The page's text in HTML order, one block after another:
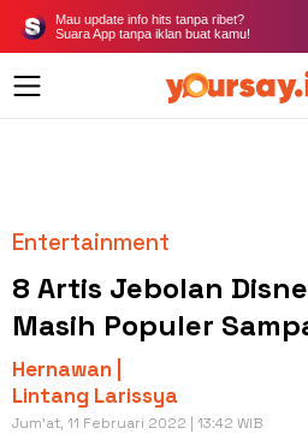
Mau update info hits tanpa ribet?
Suara App tanpa iklan buat kamu!
Entertainment
8 Artis Jebolan
Masih Populer
Hernawan |
Lintang Larissya
Jum'at, 11 Februari 2022 | 13:42 WIB